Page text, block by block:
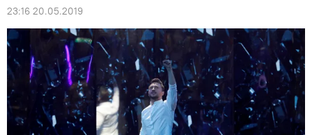
23:16 20.05.2019